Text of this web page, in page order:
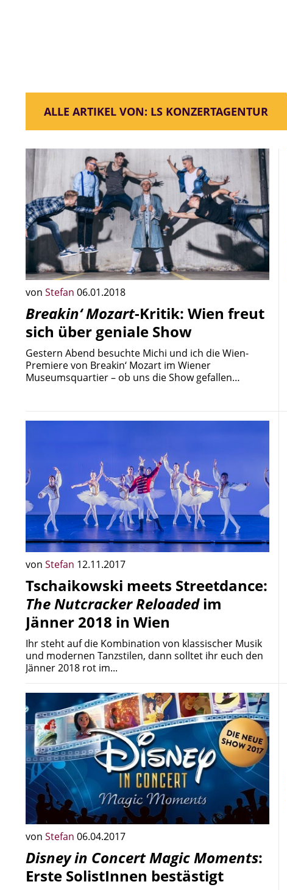
ALLE ARTIKEL VON: LS KONZERTAGENTUR
von Stefan 06.01.2018
Breakin‘ Mozart-Kritik: Wien freut
sich über geniale Show
Gestern Abend besuchte Michi und ich die Wien-
Premiere von Breakin‘ Mozart im Wiener
Museumsquartier – ob uns die Show gefallen…
von Stefan 12.11.2017
Tschaikowski meets Streetdance:
The Nutcracker Reloadedim
Jänner 2018 in Wien
Ihr steht auf die Kombination von klassischer Musik
und modernen Tanzstilen, dann solltet ihr euch den
Jänner 2018 rot im...
von Stefan 06.04.2017
Disney in Concert Magic Moments:
Erste SolistInnen bestästigt